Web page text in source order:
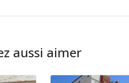
aussi aimer